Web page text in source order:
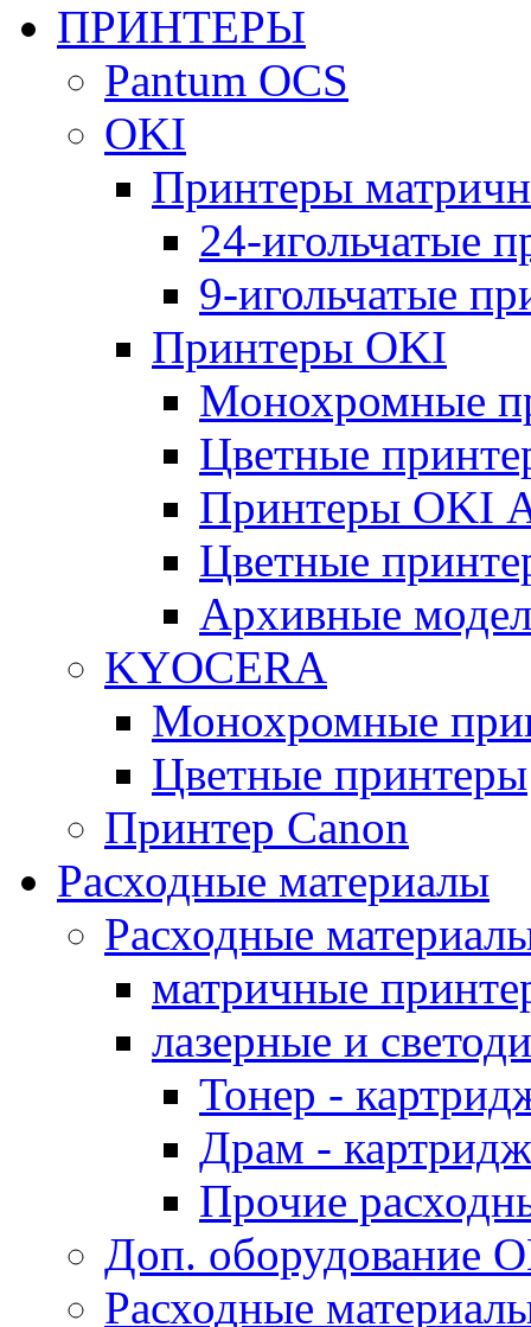
ПРИНТЕРЫ
Pantum OCS
OKI
Принтеры
24-игольчатые
9-игольчатые
Принтеры OKI
Монохромные
Цветные
Принтеры OKI
Цветные
Архивные
KYOCERA
Монохромные
Цветные принтеры
Принтер Canon
Расходные материалы
Расходные
матричные
лазерные и
Тонер -
Драм -
Прочие
Доп. оборудование
Расходные